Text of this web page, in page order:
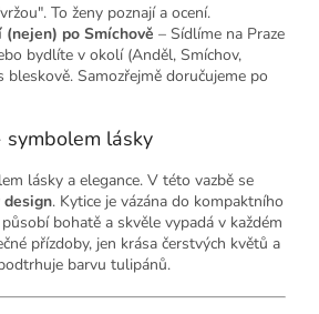
To ženy poznají a ocení.
(nejen) po Smíchově – Sídlíme na Praze
bydlíte v okolí (Anděl, Smíchov,
bleskově. Samozřejmě doručujeme po
symbolem lásky
lásky a elegance. V této vazbě se
. Kytice je vázána do kompaktního
bohatě a skvěle vypadá v každém
přízdoby, jen krása čerstvých květů a
barvu tulipánů.